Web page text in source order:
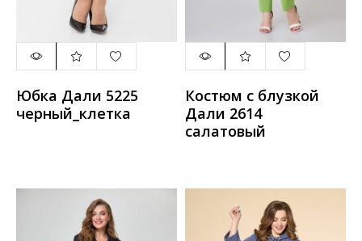
Юбка Дали 5225
черный_клетка
Костюм с блузкой
Дали 2614
салатовый